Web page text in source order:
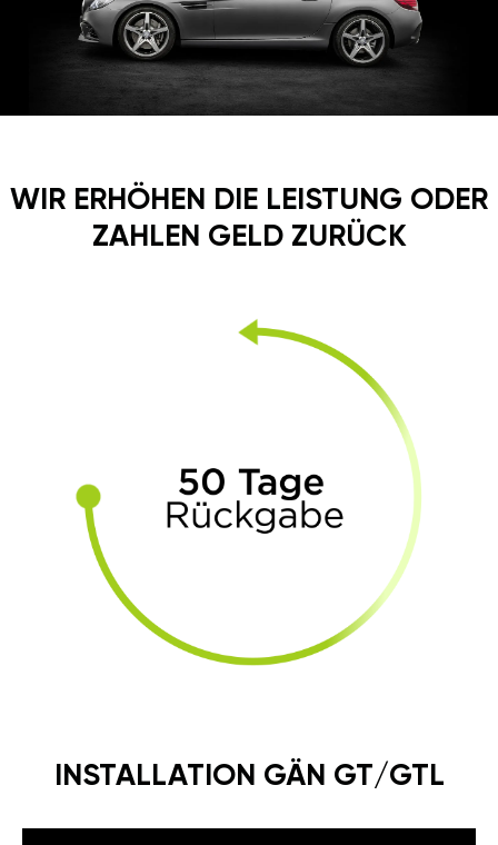
WIR ERHÖHEN DIE LEISTUNG ODER
ZAHLEN GELD ZURÜCK
INSTALLATION GÄN GT/GTL